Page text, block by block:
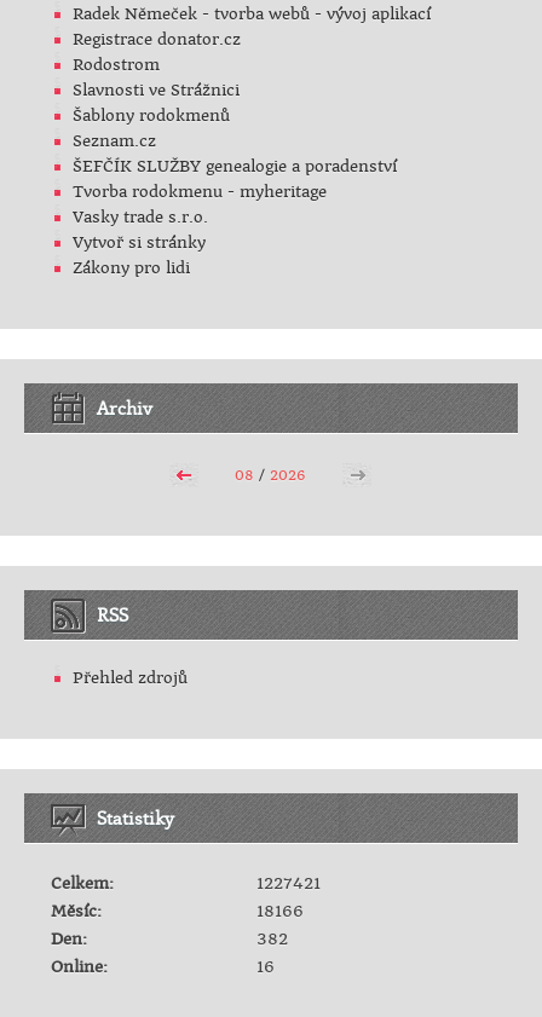
Radek Němeček - tvorba webů - vývoj aplikací
Registrace donator.cz
Rodostrom
Slavnosti ve Strážnici
Šablony rodokmenů
Seznam.cz
ŠEFČÍK SLUŽBY genealogie a poradenství
Tvorba rodokmenu - myheritage
Vasky trade s.r.o.
Vytvoř si stránky
Zákony pro lidi
Archiv
08 /2026
RSS
Přehled zdrojů
Statistiky
Online: 16
Celkem:
1227421
Měsíc:
18166
Den:
382